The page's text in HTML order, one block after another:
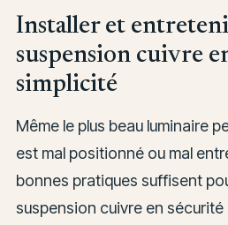
Installer et
suspension cuivre
simplicité
Même le plus beau luminaire
est mal positionné ou mal
bonnes pratiques suffisent
suspension cuivre en